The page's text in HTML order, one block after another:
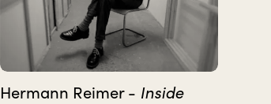
Hermann Reimer - Inside